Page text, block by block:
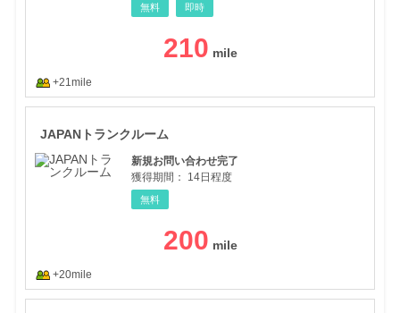
無料 即時
210
+21mile
JAPANトランクルーム
新規お問い合わせ完了
獲得期間：
14日程度
無料
200
+20mile